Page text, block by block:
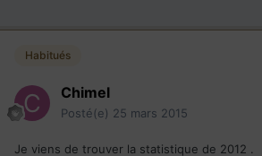
Habitués
Chimel
Posté(e) 25 mars 2015
Je viens de trouver la statistique de 2012 .